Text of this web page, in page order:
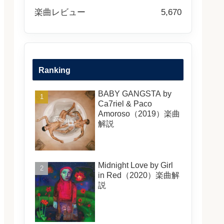
楽曲レビュー 5,670
Ranking
BABY GANGSTA by
Ca7riel & Paco
Amoroso（2019）楽曲
解説
Midnight Love by Girl
in Red（2020）楽曲解
説